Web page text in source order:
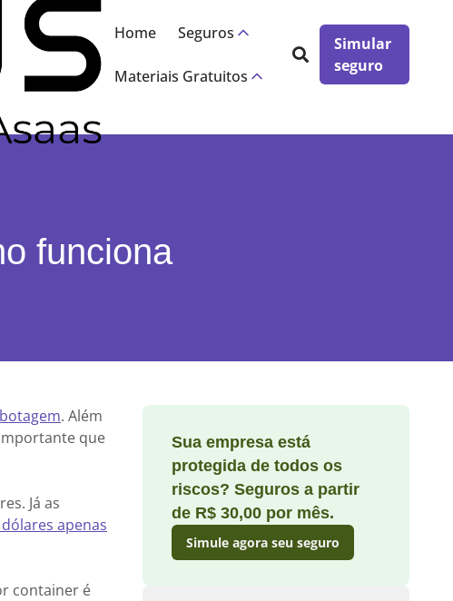
Home Seguros
Materiais Gratuitos
Simular
seguro
funciona
. Além
que
Já as
apenas
container é
Sua empresa está
protegida de todos os
riscos? Seguros a partir
de R$ 30,00 por mês.
Simule agora seu seguro